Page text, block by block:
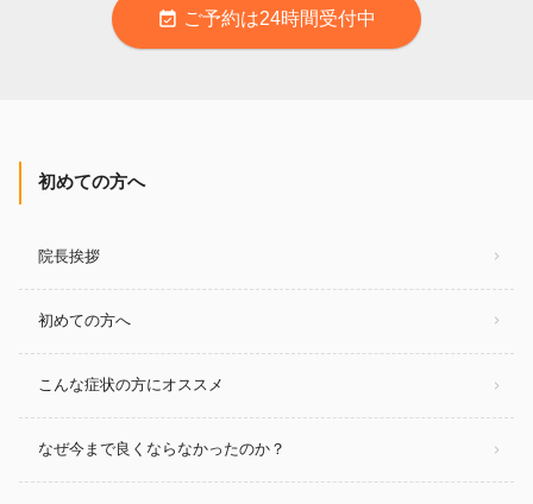
event_available ご予約は24時間受付中
初めての方へ
院長挨拶
初めての方へ
こんな症状の方にオススメ
なぜ今まで良くならなかったのか？